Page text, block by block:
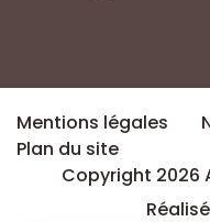
Mentions légales
Plan du site
Copyright 2026